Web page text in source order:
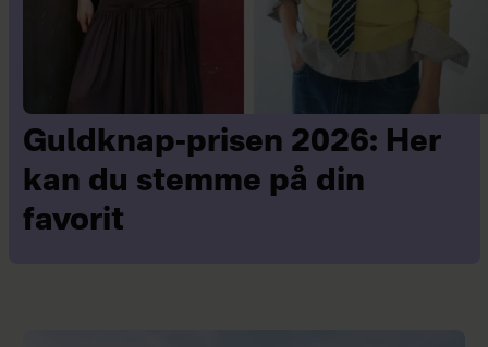
Guldknap-prisen 2026: Her
kan du stemme på din
favorit